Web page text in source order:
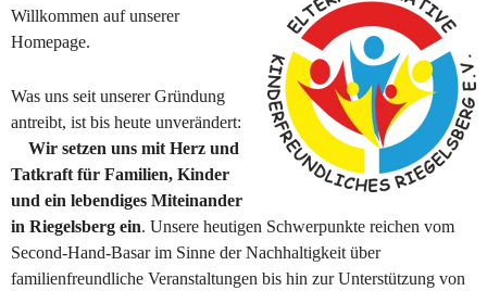
Willkommen auf unserer
Homepage.
Was uns seit unserer Gründung
antreibt, ist bis heute unverändert:
Wir setzen uns mit Herz und
Tatkraft für Familien, Kinder
und ein lebendiges Miteinander
in Riegelsberg ein. Unsere heutigen Schwerpunkte reichen vom
Second-Hand-Basar im Sinne der Nachhaltigkeit über
familienfreundliche Veranstaltungen bis hin zur Unterstützung von